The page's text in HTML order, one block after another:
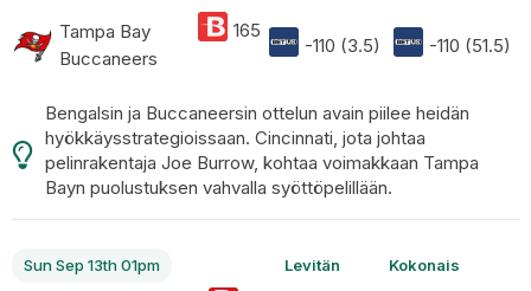
Tampa Bay
Buccaneers
165
-110 (3.5) -110 (51.5)
Bengalsin ja Buccaneersin ottelun avain piilee heidän
hyökkäysstrategioissaan. Cincinnati, jota johtaa
pelinrakentaja Joe Burrow, kohtaa voimakkaan Tampa
Bayn puolustuksen vahvalla syöttöpelillään.
Sun Sep 13th 01pm Levitän Kokonais